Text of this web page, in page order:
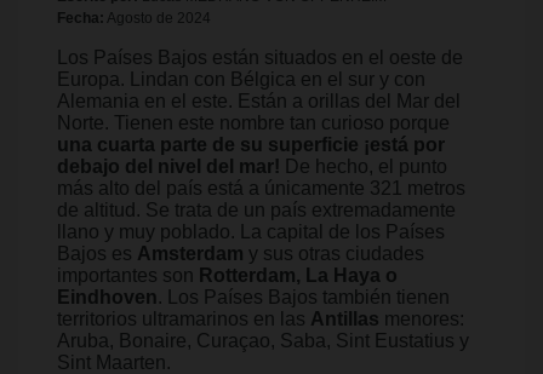
Fecha: Agosto de 2024
Los Países Bajos están situados en el oeste de
Europa. Lindan con Bélgica en el sur y con
Alemania en el este. Están a orillas del Mar del
Norte. Tienen este nombre tan curioso porque
una cuarta parte de su superficie ¡está por
debajo del nivel del mar! De hecho, el punto
más alto del país está a únicamente 321 metros
de altitud. Se trata de un país extremadamente
llano y muy poblado. La capital de los Países
Bajos es Amsterdam y sus otras ciudades
importantes son Rotterdam, La Haya o
Eindhoven. Los Países Bajos también tienen
territorios ultramarinos en las Antillas menores:
Aruba, Bonaire, Curaçao, Saba, Sint Eustatius y
Sint Maarten.